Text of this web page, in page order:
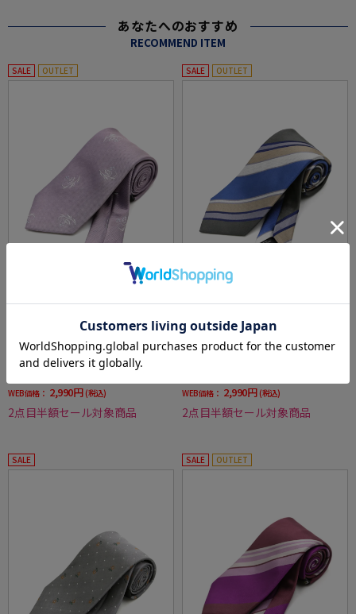
あなたへのおすすめ
RECOMMEND ITEM
SALE OUTLET
【RiickenBacchar×TIEYOURTIEcollection】
リッケンバッカー×タイユアタイネクタイシ
価格： 6,589円 (税込)
WEB価格： 2,990円 (税込)
2点目半額セール対象商品
SALE OUTLET
【RiickenBacchar×TIEYOURTIEcollection】
リッケンバッカー×タイユアタイネクタイシ
ルク100%ストライプ
WEB価格： 2,990円 (税込)
2点目半額セール対象商品
SALE SALE OUTLET